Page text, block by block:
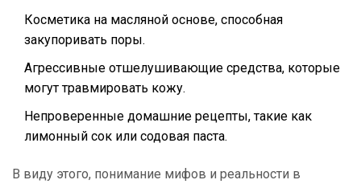
Косметика на масляной основе, способная
закупоривать поры.
Агрессивные отшелушивающие средства, которые
могут травмировать кожу.
Непроверенные домашние рецепты, такие как
лимонный сок или содовая паста.
В виду этого, понимание мифов и реальности в